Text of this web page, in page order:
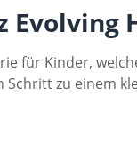
Evolving
für Kinder,
zu einem